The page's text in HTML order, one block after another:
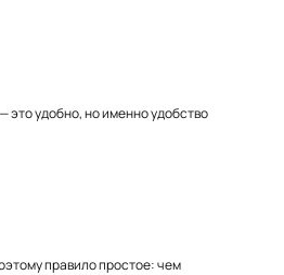
это удобно, но именно удобство
правило простое: чем